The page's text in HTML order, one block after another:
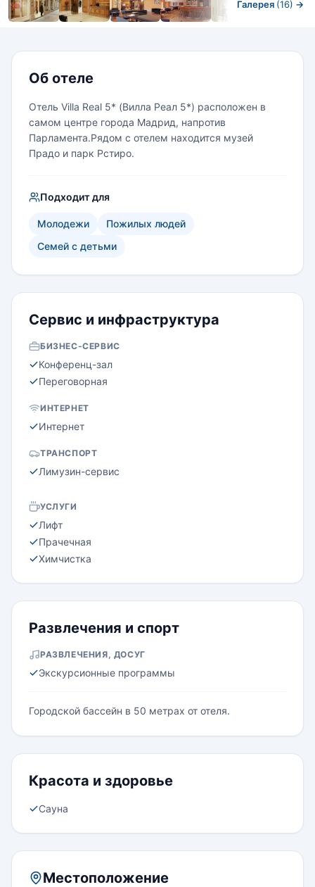
Галерея (16) →
Об отеле
Отель Villa Real 5* (Вилла Реал 5*) расположен в
самом центре города Мадрид, напротив
Парламента.Рядом с отелем находится музей
Прадо и парк Рстиро.
Подходит для
Молодежи
Пожилых людей
Семей с детьми
Сервис и инфраструктура
БИЗНЕС-СЕРВИС
Конференц-зал
Переговорная
ИНТЕРНЕТ
Интернет
ТРАНСПОРТ
Лимузин-сервис
УСЛУГИ
Лифт
Прачечная
Химчистка
Развлечения и спорт
РАЗВЛЕЧЕНИЯ, ДОСУГ
Экскурсионные программы
Городской бассейн в 50 метрах от отеля.
Красота и здоровье
Сауна
Местоположение